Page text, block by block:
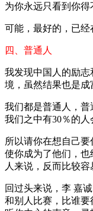
为你永远只看到你得
可能，最好的，已经
四、普通人
我发现中国人的励
境，虽然结果也是成
我们都是普通人，普
我们之中有30％的
所以请你在想自己
使你成为了他们，
人来说，反而比较容
回过头来说，李 嘉
和别人比赛，比谁